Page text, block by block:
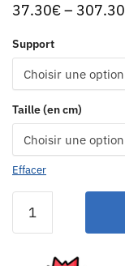
37.30€– 307.30
Support
Taille (en cm)
Effacer